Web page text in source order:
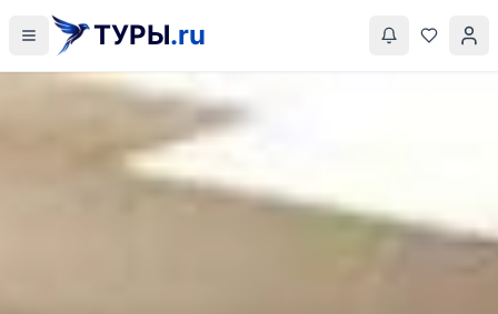
ТУРЫ.ru